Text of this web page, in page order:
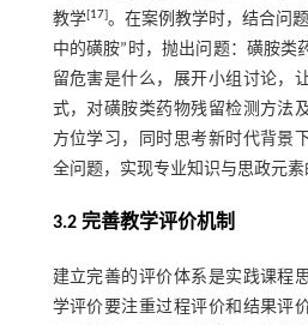
教学[17]。在案例教学时，结合问
中的磺胺”时，抛出问题：磺胺类
留危害是什么，展开小组讨论，
式，对磺胺类药物残留检测方法
方位学习，同时思考新时代背景
全问题，实现专业知识与思政元
3.2 完善教学评价机制
建立完善的评价体系是实践课程
学评价要注重过程评价和结果评